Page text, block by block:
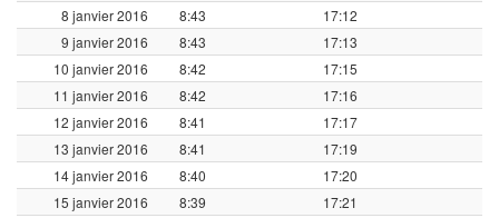
8 janvier 2016
8:43
17:12
9 janvier 2016
8:43
17:13
10 janvier 2016
8:42
17:15
11 janvier 2016
8:42
17:16
12 janvier 2016
8:41
17:17
13 janvier 2016
8:41
17:19
14 janvier 2016
8:40
17:20
15 janvier 2016
8:39
17:21